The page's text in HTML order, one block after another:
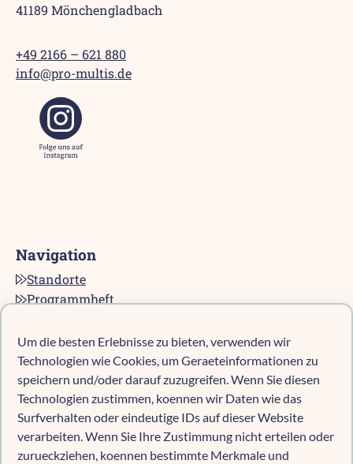
Um die besten Erlebnisse zu bieten, verwenden wir
Technologien wie Cookies, um Geraeteinformationen zu
speichern und/oder darauf zuzugreifen. Wenn Sie diesen
Technologien zustimmen, koennen wir Daten wie das
Surfverhalten oder eindeutige IDs auf dieser Website
verarbeiten. Wenn Sie Ihre Zustimmung nicht erteilen oder
zurueckziehen, koennen bestimmte Merkmale und
41189 Mönchengladbach
+49 2166 – 621 880
info@pro-multis.de
Navigation
Standorte
Programmheft
Karriere bei pro multis
Impressum
Datenschutz
Cookie-Richtlinie (EU)